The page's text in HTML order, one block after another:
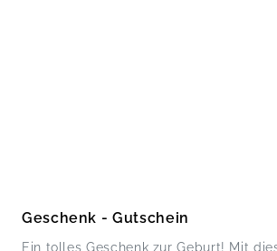
Geschenk - Gutschein
Ein tolles Geschenk zur Geburt! Mit